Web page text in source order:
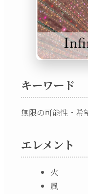
キーワード
無限の可能性・希
エレメント
火
風